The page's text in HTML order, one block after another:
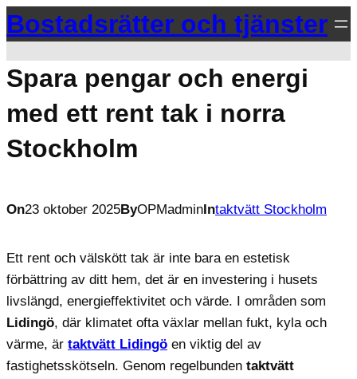
Hoppa
till
innehåll
Bostadsrätter och tjänster
Spara pengar och energi
med ett rent tak i norra
Stockholm
On23 oktober 2025ByOPMadminIntaktvätt Stockholm
Ett rent och välskött tak är inte bara en estetisk
förbättring av ditt hem, det är en investering i husets
livslängd, energieffektivitet och värde. I områden som
Lidingö, där klimatet ofta växlar mellan fukt, kyla och
värme, är taktvätt Lidingö en viktig del av
fastighetsskötseln. Genom regelbunden taktvätt